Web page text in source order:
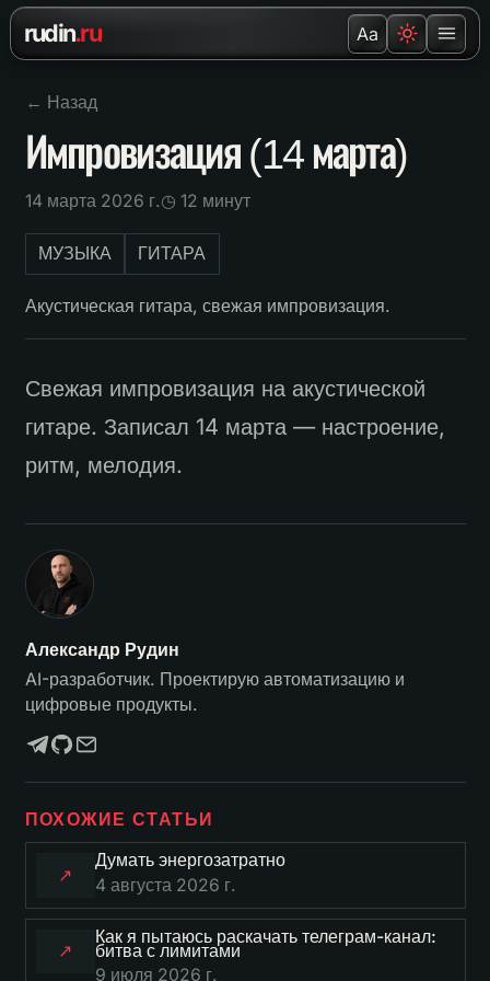
Перейти к содержанию
rudin.ru Aa
← Назад
Импровизация (14 марта)
14 марта 2026 г.◷ 12 минут
МУЗЫКА ГИТАРА
Акустическая гитара, свежая импровизация.
Свежая импровизация на акустической
гитаре. Записал 14 марта — настроение,
ритм, мелодия.
Александр Рудин
AI-разработчик. Проектирую автоматизацию и
цифровые продукты.
ПОХОЖИЕ СТАТЬИ
↗
Думать энергозатратно
4 августа 2026 г.
↗
Как я пытаюсь раскачать телеграм-канал:
битва с лимитами
9 июля 2026 г.